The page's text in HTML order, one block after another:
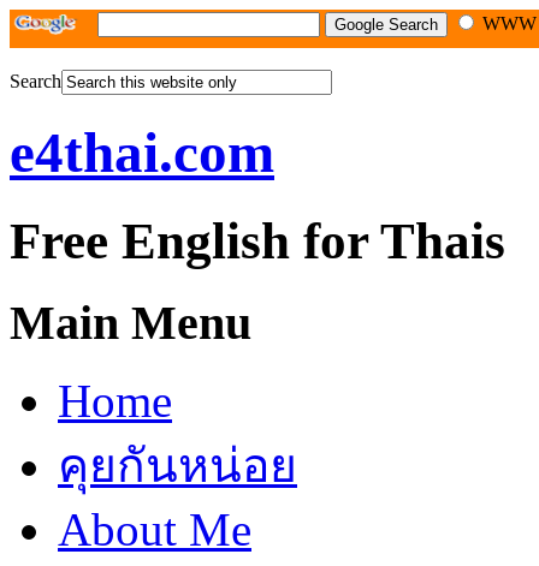
Search
e4thai.com
Free English for Thais
Main Menu
Home
คุยกันหน่อย
About Me